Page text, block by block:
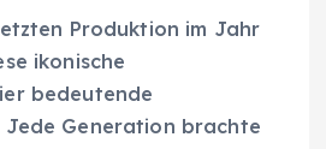
Produktion im Jahr
ikonische
bedeutende
Jede Generation brachte